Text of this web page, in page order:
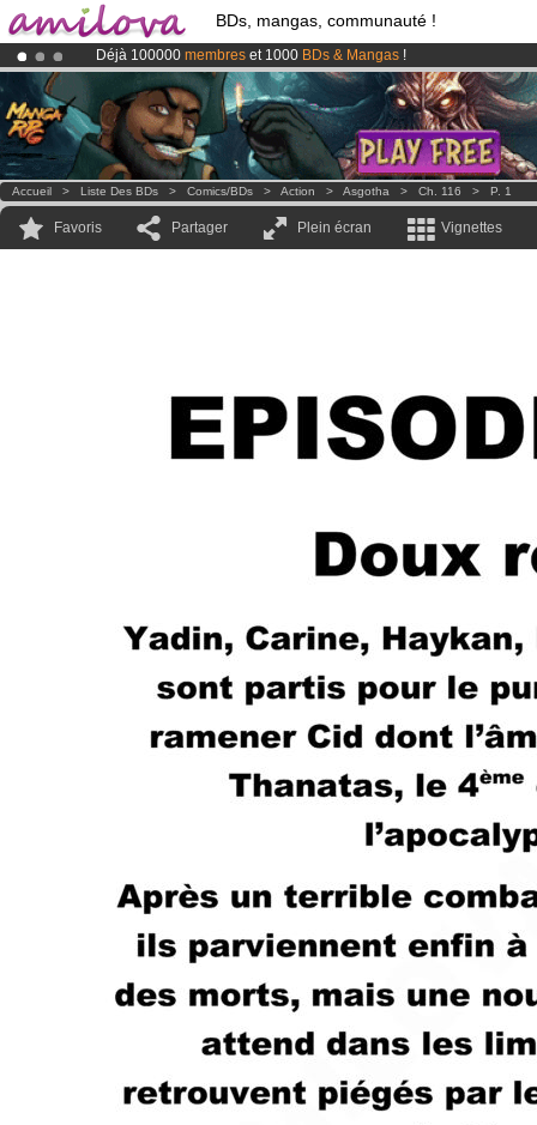
BDs, mangas, communauté !
Déjà 100000 membres et 1000 BDs & Mangas !
Abonnement premium: à partir de3.95 eurospar mois !Clique ici
LeKickstarter Amilova est désormais lancé
Accueil > Liste Des BDs > Comics/BDs > Action > Asgotha > Ch. 116 > P. 1
Favoris Partager Plein écran Vignettes